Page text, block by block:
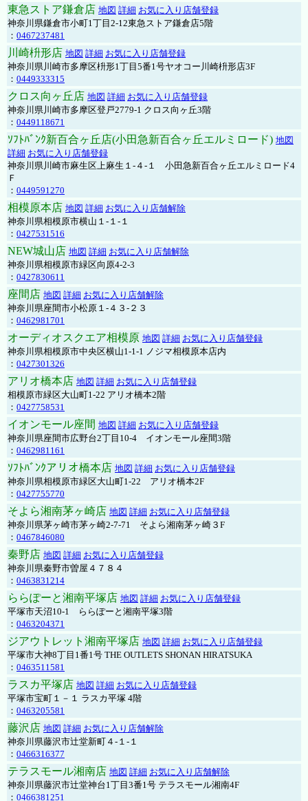
東急ストア鎌倉店 地図 詳細 お気に入り店舗登録
神奈川県鎌倉市小町1丁目2-12東急ストア鎌倉店5階
： 0467237481
川崎枡形店 地図 詳細 お気に入り店舗登録
神奈川県川崎市多摩区枡形1丁目5番1号ヤオコー川崎枡形店3F
： 0449333315
クロス向ヶ丘店 地図 詳細 お気に入り店舗登録
神奈川県川崎市多摩区登戸2779-1 クロス向ヶ丘3階
： 0449118671
ｿﾌﾄﾊﾞﾝｸ新百合ヶ丘店(小田急新百合ヶ丘エルミロード) 地図
詳細 お気に入り店舗登録
神奈川県川崎市麻生区上麻生１-４-１ 小田急新百合ヶ丘エルミロード4
Ｆ
： 0449591270
相模原本店 地図 詳細 お気に入り店舗解除
神奈川県相模原市横山１-１-１
： 0427531516
NEW城山店 地図 詳細 お気に入り店舗解除
神奈川県相模原市緑区向原4-2-3
： 0427830611
座間店 地図 詳細 お気に入り店舗解除
神奈川県座間市小松原１-４３-２３
： 0462981701
オーディオスクエア相模原 地図 詳細 お気に入り店舗登録
神奈川県相模原市中央区横山1-1-1 ノジマ相模原本店内
： 0427301326
アリオ橋本店 地図 詳細 お気に入り店舗登録
相模原市緑区大山町1-22 アリオ橋本2階
： 0427758531
イオンモール座間 地図 詳細 お気に入り店舗登録
神奈川県座間市広野台2丁目10-4 イオンモール座間3階
： 0462981161
ｿﾌﾄﾊﾞﾝｸアリオ橋本店 地図 詳細 お気に入り店舗登録
神奈川県相模原市緑区大山町1-22 アリオ橋本2F
： 0427755770
そよら湘南茅ヶ崎店 地図 詳細 お気に入り店舗登録
神奈川県茅ヶ崎市茅ヶ崎2‐7‐71 そよら湘南茅ヶ崎３F
： 0467846080
秦野店 地図 詳細 お気に入り店舗登録
神奈川県秦野市曽屋４７８４
： 0463831214
ららぽーと湘南平塚店 地図 詳細 お気に入り店舗登録
平塚市天沼10-1 ららぽーと湘南平塚3階
： 0463204371
ジアウトレット湘南平塚店 地図 詳細 お気に入り店舗登録
平塚市大神8丁目1番1号 THE OUTLETS SHONAN HIRATSUKA
： 0463511581
ラスカ平塚店 地図 詳細 お気に入り店舗登録
平塚市宝町１－１ ラスカ平塚 4階
： 0463205581
藤沢店 地図 詳細 お気に入り店舗解除
神奈川県藤沢市辻堂新町４-１-１
： 0466316377
テラスモール湘南店 地図 詳細 お気に入り店舗解除
神奈川県藤沢市辻堂神台1丁目3番1号 テラスモール湘南4F
： 0466381251